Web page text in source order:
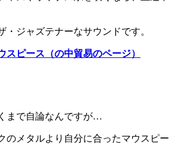
・ジャズテナーなサウンドです。
スピース（の中貿易のページ）
まで自論なんですが…
のメタルより自分に合ったマウスピー